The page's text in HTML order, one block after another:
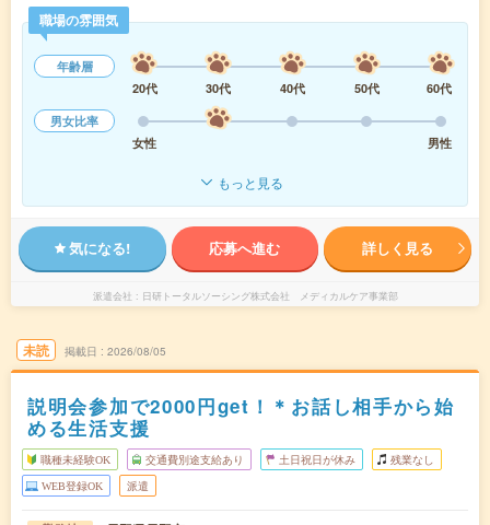
職場の雰囲気
年齢層
20代
30代 40代 50代
60代
男女比率
女性
男性
もっと見る
気になる! 応募へ進む 詳しく見る
派遣会社 日研トータルソーシング株式会社 メディカルケア事業部
未読 掲載日 2026/08/05
説明会参加で2000円get！＊お話し相手から始
める生活支援
職種未経験OK 交通費別途支給あり 土日祝日が休み 残業なし
WEB登録OK 派遣